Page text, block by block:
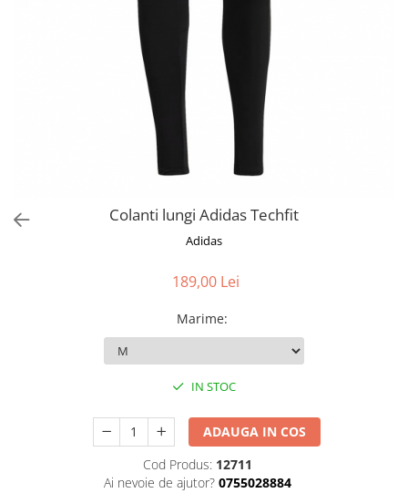
Colanti lungi Adidas Techfit
Adidas
189,00 Lei
Marime:
IN STOC
ADAUGA IN COS
Cod Produs: 12711
Ai nevoie de ajutor? 0755028884